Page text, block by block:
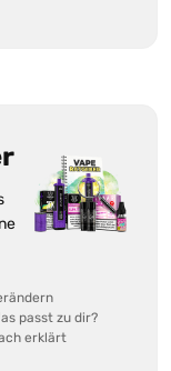
passt zu dir?
erklärt